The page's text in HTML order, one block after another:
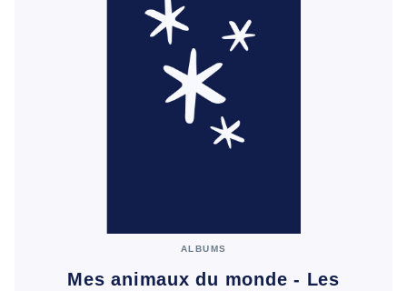
ALBUMS
Mes animaux du monde - Les